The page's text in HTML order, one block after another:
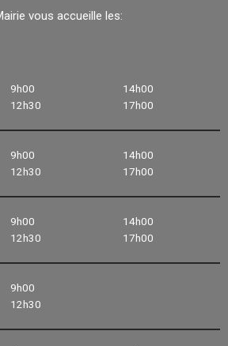
vous accueille les:
9h00
12h30
14h00
17h00
9h00
12h30
14h00
17h00
9h00
12h30
14h00
17h00
9h00
12h30